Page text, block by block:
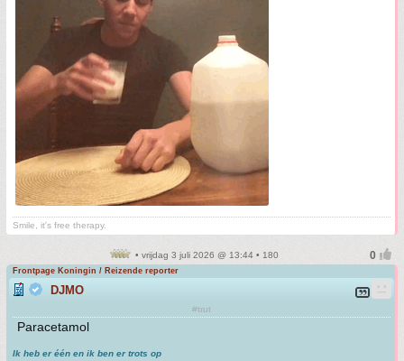
Smile, it's free therapy.
• vrijdag 3 juli 2026 @ 13:44 • 180
Frontpage Koningin / Reizende reporter
DJMO
#trut
Paracetamol
Ik heb er één en ik ben er trots op